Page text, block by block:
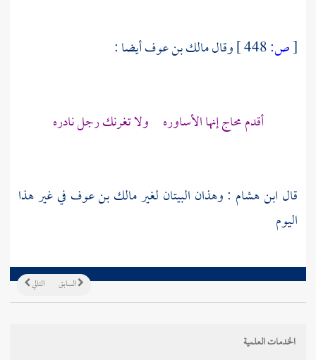
[ص: وقالمالك بن عوفأيضا :
أقدم محاج إنها الأساوره ولا تغرنك رجل نادره
قال ابن هشام : وهذان البيتان لغيرمالك بن عوف في غير هذا
اليوم
التالي السابق
الخدمات العلمية